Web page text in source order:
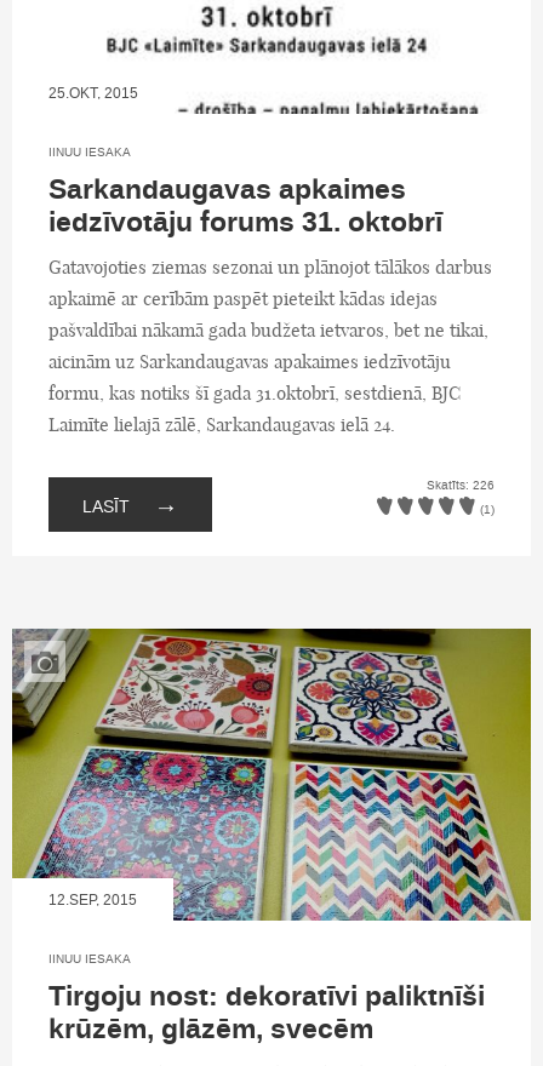
25.OKT, 2015
IINUU IESAKA
Sarkandaugavas apkaimes
iedzīvotāju forums 31. oktobrī
Gatavojoties ziemas sezonai un plānojot tālākos darbus
apkaimē ar cerībām paspēt pieteikt kādas idejas
pašvaldībai nākamā gada budžeta ietvaros, bet ne tikai,
aicinām uz Sarkandaugavas apakaimes iedzīvotāju
formu, kas notiks šī gada 31.oktobrī, sestdienā, BJC
Laimīte lielajā zālē, Sarkandaugavas ielā 24.
LASĪT →
Skatīts: 226
(1)
12.SEP, 2015
IINUU IESAKA
Tirgoju nost: dekoratīvi paliktnīši
krūzēm, glāzēm, svecēm